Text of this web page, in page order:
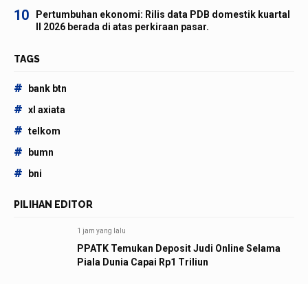
10
Pertumbuhan ekonomi: Rilis data PDB domestik kuartal
II 2026 berada di atas perkiraan pasar.
TAGS
# bank btn
# xl axiata
# telkom
# bumn
# bni
PILIHAN EDITOR
1 jam yang lalu
PPATK Temukan Deposit Judi Online Selama
Piala Dunia Capai Rp1 Triliun